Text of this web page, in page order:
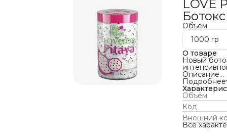
LOVE
Объём
1000 гр
О товаре
Новый
Описание
Боток Лав
волос,
блеск.
витамином
Благодаря
результат.
Подробнее
Объём
Код
Внешний
Все